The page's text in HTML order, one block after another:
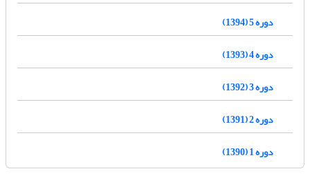
دوره 5 (1394)
دوره 4 (1393)
دوره 3 (1392)
دوره 2 (1391)
دوره 1 (1390)